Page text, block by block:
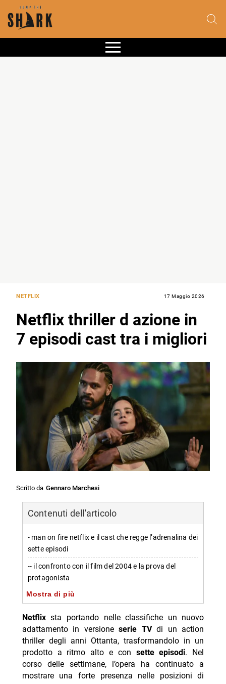
NETFLIX 17 Maggio 2026
Netflix thriller d azione in
7 episodi cast tra i migliori
Scritto da Gennaro Marchesi
Contenuti dell'articolo
- man on fire netflix e il cast che regge l’adrenalina dei
sette episodi
-- il confronto con il film del 2004 e la prova del
protagonista
- man on fire cast netflix: interpreti di esperienza e
- versione cinematografica 2004: un cast di livello e
nomi già riconoscibili
-- i principali interpreti della pellicola del 2004
- man on fire serie tv: più profondità per john creasy
Mostra di più
Netflixsta portando nelle classifiche un nuovo
adattamento in versioneserie TVdi un action
thriller degli anni Ottanta, trasformandolo in un
prodotto a ritmo alto e con sette episodi. Nel
corso delle settimane, l’opera ha continuato a
mostrare una forte presenza nelle posizioni di